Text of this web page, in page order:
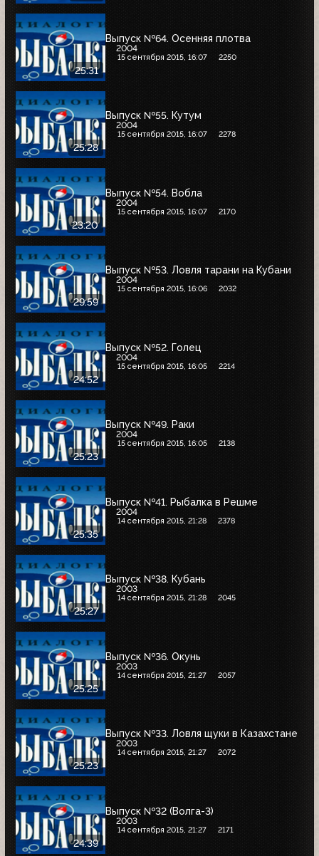
25:31
Выпуск №64. Осенняя плотва
2004
15 сентября 2015, 16:07 2250
25:28
Выпуск №55. Кутум
2004
15 сентября 2015, 16:07 2278
23:20
Выпуск №54. Вобла
2004
15 сентября 2015, 16:07 2170
29:59
Выпуск №53. Ловля тарани на Кубани
2004
15 сентября 2015, 16:06 2032
24:52
Выпуск №52. Голец
2004
15 сентября 2015, 16:05 2214
25:23
Выпуск №49. Раки
2004
15 сентября 2015, 16:05 2138
25:35
Выпуск №41. Рыбалка в Решме
2004
14 сентября 2015, 21:28 2378
25:27
Выпуск №38. Кубань
2003
14 сентября 2015, 21:28 2045
25:25
Выпуск №36. Окунь
2003
14 сентября 2015, 21:27 2057
25:23
Выпуск №33. Ловля щуки в Казахстане
2003
14 сентября 2015, 21:27 2072
24:39
Выпуск №32 (Волга-3)
2003
14 сентября 2015, 21:27 2171